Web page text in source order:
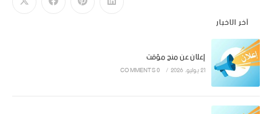
آخر الاخبار
إعلان عن منح مؤقت
21 يوليو، 2026 /
0 COMMENTS